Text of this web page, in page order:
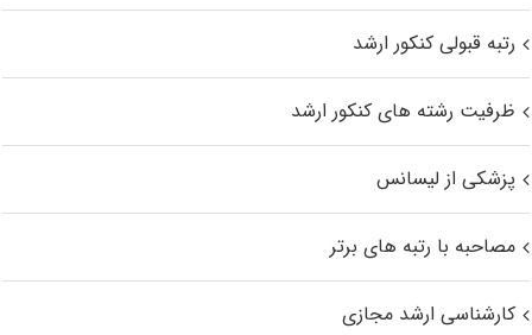
رتبه قبولی کنکور ارشد
ظرفیت رشته های کنکور ارشد
پزشکی از لیسانس
مصاحبه با رتبه های برتر
کارشناسی ارشد مجازی